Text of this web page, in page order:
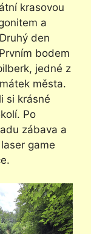
krasovou
a
den
bodem
jedné z
města.
si krásné
Po
zábava a
game